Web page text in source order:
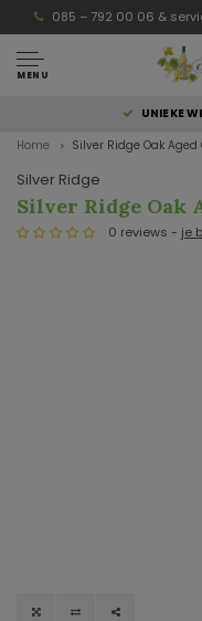
085 – 792 00 06 &
MENU
UNIEKE
Home Silver Ridge Oak
Silver Ridge
Silver Ridge Oak
0 reviews - je